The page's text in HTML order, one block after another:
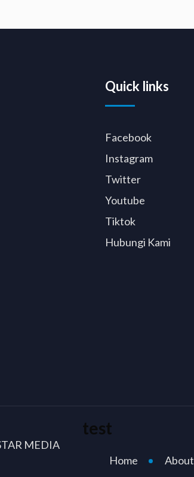
Quick links
Facebook
Instagram
Twitter
Youtube
Tiktok
Hubungi Kami
MEDIA
test
Home About